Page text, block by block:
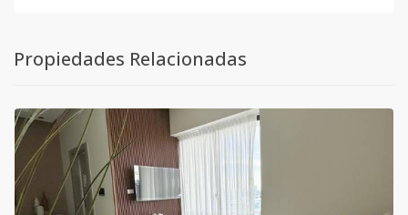
Propiedades Relacionadas